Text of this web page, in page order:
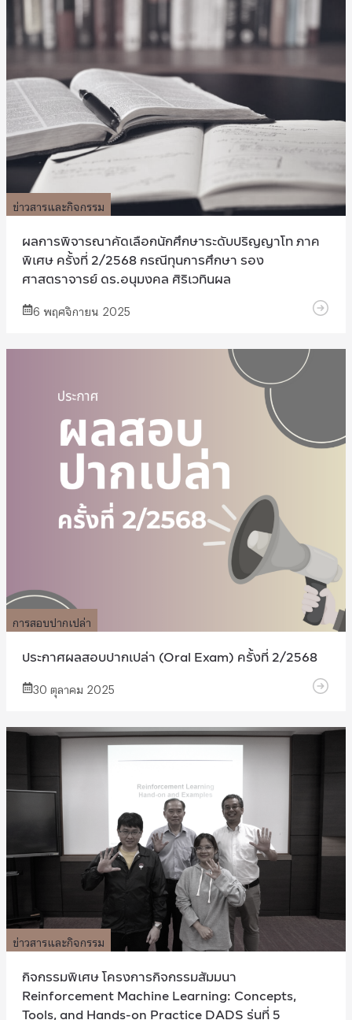
ข่าวสารและกิจกรรม
ผลการพิจารณาคัดเลือกนักศึกษาระดับปริญญาโท ภาค
พิเศษ ครั้งที่ 2/2568 กรณีทุนการศึกษา รอง
ศาสตราจารย์ ดร.อนุมงคล ศิริเวทินผล
6 พฤศจิกายน 2025
การสอบปากเปล่า
ประกาศผลสอบปากเปล่า (Oral Exam) ครั้งที่ 2/2568
30 ตุลาคม 2025
ข่าวสารและกิจกรรม
กิจกรรมพิเศษ โครงการกิจกรรมสัมมนา
Reinforcement Machine Learning: Concepts,
Tools, and Hands-on Practice DADS รุ่นที่ 5